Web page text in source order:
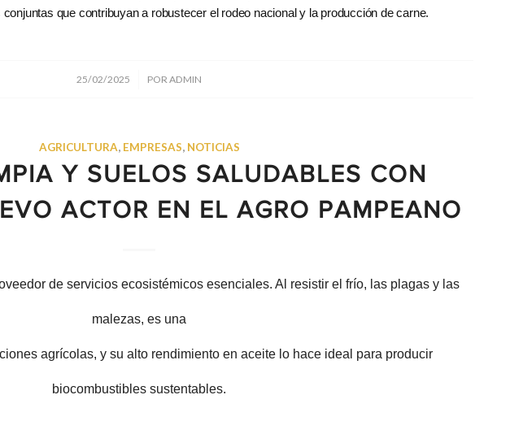
que contribuyan a robustecer el rodeo nacional y la producción de carne.
25/02/2025
/ PORADMIN
AGRICULTURA, EMPRESAS, NOTICIAS
Y SUELOS SALUDABLES CON
ACTOR EN EL AGRO PAMPEANO
de servicios ecosistémicos esenciales. Al resistir el frío, las plagas y las
malezas, es una
agrícolas, y su alto rendimiento en aceite lo hace ideal para producir
biocombustibles sustentables.